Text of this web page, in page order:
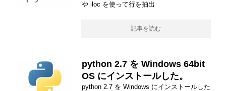
や iloc を使って行を抽出
記事を読む
python 2.7 を Windows 64bit
OS にインストールした。
python 2.7 を Windows にインストールした